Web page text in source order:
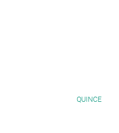
QUINCE